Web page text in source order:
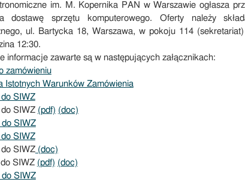
im. M. Kopernika PAN w Warszawie ogłasza
dostawę sprzętu komputerowego. Oferty należy
ul. Bartycka 18, Warszawa, w pokoju 114
12:30.
informacje zawarte są w następujących załącznikach:
zamówieniu
Istotnych Warunków Zamówienia
SIWZ
do SIWZ (pdf) (doc)
do SIWZ
do SIWZ
SIWZ(doc)
SIWZ (pdf) (doc)
do SIWZ